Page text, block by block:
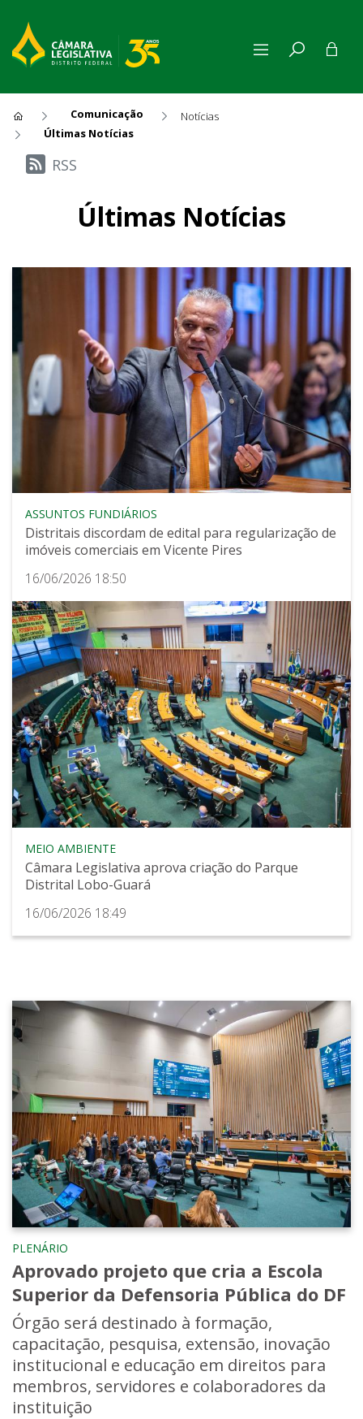
Comunicação
Notícias
Últimas Notícias
Últimas Notícias
RSS
Últimas Notícias
ASSUNTOS FUNDIÁRIOS
Distritais discordam de edital para regularização de
imóveis comerciais em Vicente Pires
16/06/2026 18:50
MEIO AMBIENTE
Câmara Legislativa aprova criação do Parque
Distrital Lobo-Guará
16/06/2026 18:49
PLENÁRIO
Aprovado projeto que cria a Escola
Superior da Defensoria Pública do DF
Órgão será destinado à formação,
capacitação, pesquisa, extensão, inovação
institucional e educação em direitos para
membros, servidores e colaboradores da
instituição